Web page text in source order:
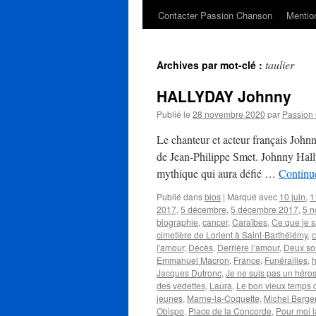
Contacter Passion Chanson
Archives par mot-clé : taulier
HALLYDAY Johnny
Publié le 28 novembre 2020 par Passion
Le chanteur et acteur français
de Jean-Philippe Smet. Johnny
mythique qui aura défié …
Publié dansbios | Marqué avec 10 juin,
2017, 5 décembre, 5 décembre 2017, 5
biographie, cancer, Caraïbes, Ce que je
cimetière de Lorient à Saint-Barthélémy,
l'amour, Décès, Derrière l’amour, Deux
Emmanuel Macron, France, Funérailles,
Jacques Dutronc, Je ne suis pas un héros
des vedettes, Laura, Le bon vieux temps
jeunes, Marne-la-Coquette, Michel Berger
Obispo, Place de la Concorde, Pour moi